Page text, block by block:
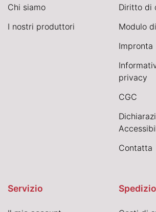
Chi siamo
I nostri produttori
Diritto di
Modulo
Impronta
privacy
CGC
Contatta
Servizio